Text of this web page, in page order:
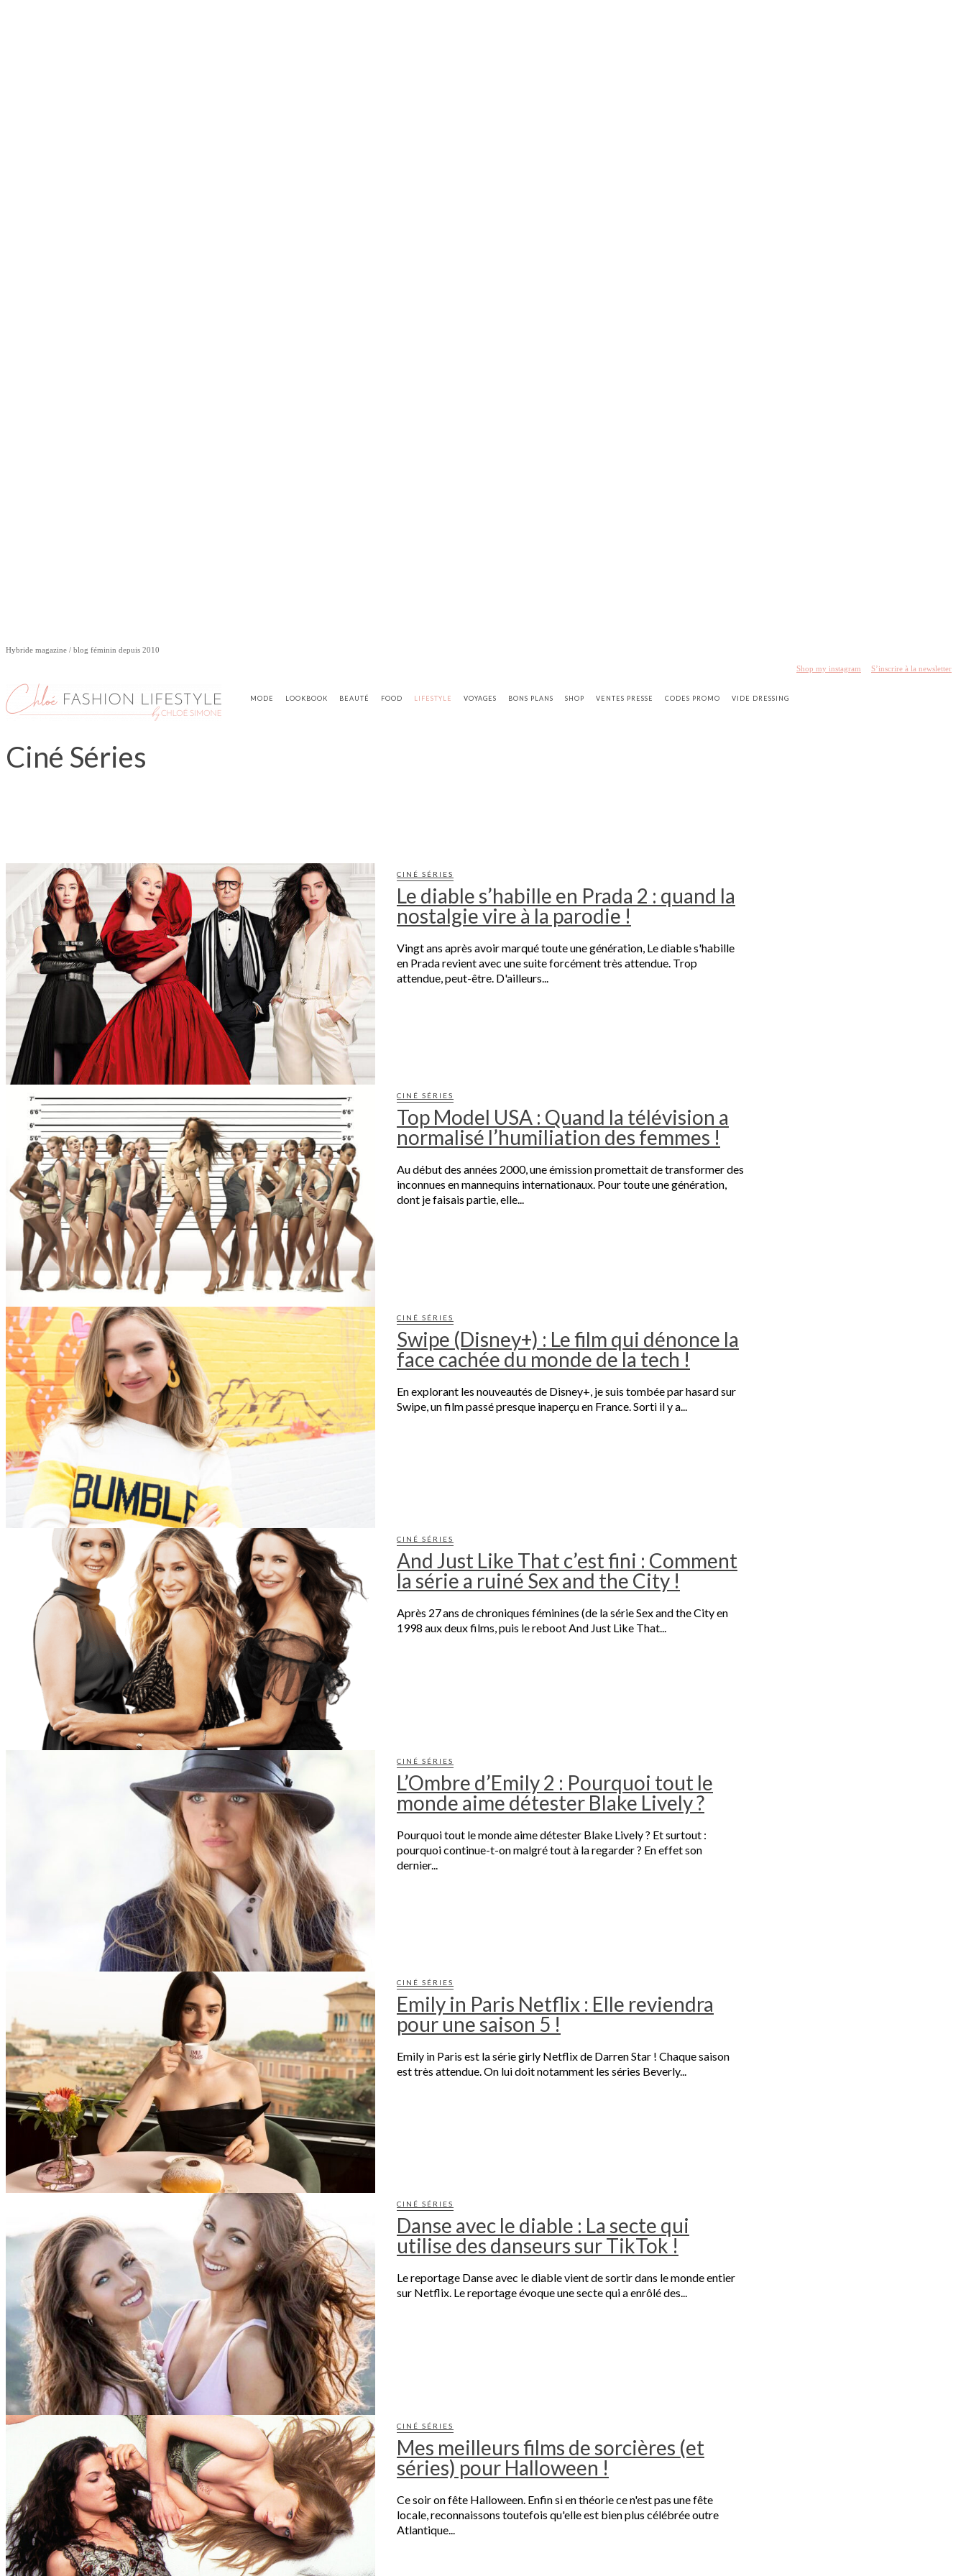
Hybride magazine / blog féminin depuis 2010
Shop my instagram S’inscrire à la newsletter
MODE LOOKBOOK BEAUTÉ FOOD LIFESTYLE VOYAGES BONS PLANS SHOP VENTES PRESSE CODES PROMO VIDE DRESSING
Ciné Séries
CINÉ SÉRIES
Le diable s’habille en Prada 2 : quand la
nostalgie vire à la parodie !
Vingt ans après avoir marqué toute une génération, Le diable s'habille
en Prada revient avec une suite forcément très attendue. Trop
attendue, peut-être. D'ailleurs...
CINÉ SÉRIES
Top Model USA : Quand la télévision a
normalisé l’humiliation des femmes !
Au début des années 2000, une émission promettait de transformer des
inconnues en mannequins internationaux. Pour toute une génération,
dont je faisais partie, elle...
CINÉ SÉRIES
Swipe (Disney+) : Le film qui dénonce la
face cachée du monde de la tech !
En explorant les nouveautés de Disney+, je suis tombée par hasard sur
Swipe, un film passé presque inaperçu en France. Sorti il y a...
CINÉ SÉRIES
And Just Like That c’est fini : Comment
la série a ruiné Sex and the City !
Après 27 ans de chroniques féminines (de la série Sex and the City en
1998 aux deux films, puis le reboot And Just Like That...
CINÉ SÉRIES
L’Ombre d’Emily 2 : Pourquoi tout le
monde aime détester Blake Lively ?
Pourquoi tout le monde aime détester Blake Lively ? Et surtout :
pourquoi continue-t-on malgré tout à la regarder ? En effet son
dernier...
CINÉ SÉRIES
Emily in Paris Netflix : Elle reviendra
pour une saison 5 !
Emily in Paris est la série girly Netflix de Darren Star ! Chaque saison
est très attendue. On lui doit notamment les séries Beverly...
CINÉ SÉRIES
Danse avec le diable : La secte qui
utilise des danseurs sur TikTok !
Le reportage Danse avec le diable vient de sortir dans le monde entier
sur Netflix. Le reportage évoque une secte qui a enrôlé des...
CINÉ SÉRIES
Mes meilleurs films de sorcières (et
séries) pour Halloween !
Ce soir on fête Halloween. Enfin si en théorie ce n'est pas une fête
locale, reconnaissons toutefois qu'elle est bien plus célébrée outre
Atlantique...